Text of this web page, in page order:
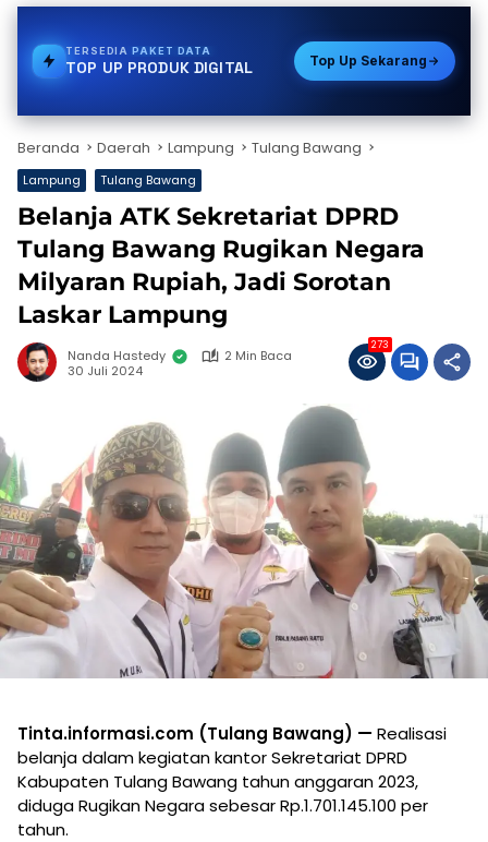
TERSEDIAGAS
TOP UP PRODUK DIGITAL Top Up Sekarang
Beranda Daerah Lampung Tulang Bawang
Lampung Tulang Bawang
Belanja ATK Sekretariat DPRD
Tulang Bawang Rugikan Negara
Milyaran Rupiah, Jadi Sorotan
Laskar Lampung
Nanda Hastedy
2 Min Baca
30 Juli 2024
273
Tinta.informasi.com (Tulang Bawang) — Realisasi
belanja dalam kegiatan kantor Sekretariat DPRD
Kabupaten Tulang Bawang tahun anggaran 2023,
diduga Rugikan Negara sebesar Rp.1.701.145.100 per
tahun.